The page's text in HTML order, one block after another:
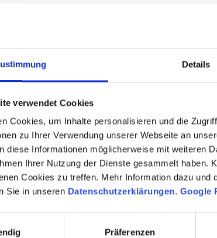
Details
verwendet Cookies
Cookies, um Inhalte personalisieren und die
zu Ihrer Verwendung unserer Webseite an
diese Informationen möglicherweise mit weiteren
Ihrer Nutzung der Dienste gesammelt haben.
Cookies zu treffen. Mehr Information dazu
Sie in unseren Datenschutzerklärungen. Google
Präferenzen